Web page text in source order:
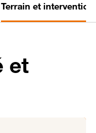
Terrain et
et